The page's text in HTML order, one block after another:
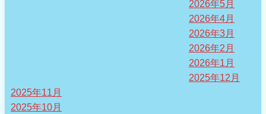
2026年5月
2026年4月
2026年3月
2026年2月
2026年1月
2025年12月
2025年11月
2025年10月